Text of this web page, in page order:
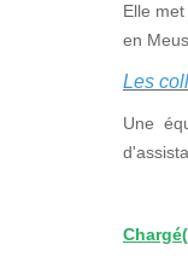
Elle
en
Les
Une